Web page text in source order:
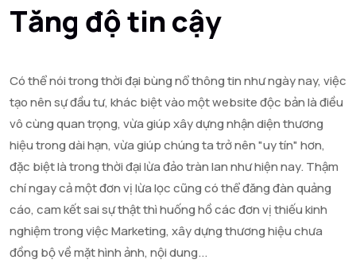
Tăng độ tin cậy
Có thể nói trong thời đại bùng nổ thông tin như ngày nay, việc
tạo nên sự đầu tư, khác biệt vào một website độc bản là điều
vô cùng quan trọng, vừa giúp xây dựng nhận diện thương
hiệu trong dài hạn, vừa giúp chúng ta trở nên "uy tín" hơn,
đặc biệt là trong thời đại lừa đảo tràn lan như hiện nay. Thậm
chí ngay cả một đơn vị lừa lọc cũng có thể đăng đàn quảng
cáo, cam kết sai sự thật thì huống hồ các đơn vị thiếu kinh
nghiệm trong việc Marketing, xây dựng thương hiệu chưa
đồng bộ về mặt hình ảnh, nội dung...